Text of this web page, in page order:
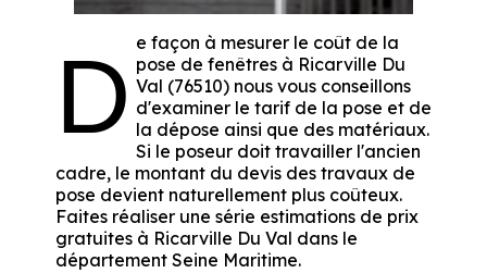
D e façon à mesurer le coût de la
pose de fenêtres à Ricarville Du
Val (76510) nous vous conseillons
d'examiner le tarif de la pose et de
la dépose ainsi que des matériaux.
Si le poseur doit travailler l'ancien
cadre, le montant du devis des travaux de
pose devient naturellement plus coûteux.
Faites réaliser une série estimations de prix
gratuites à Ricarville Du Val dans le
département Seine Maritime.